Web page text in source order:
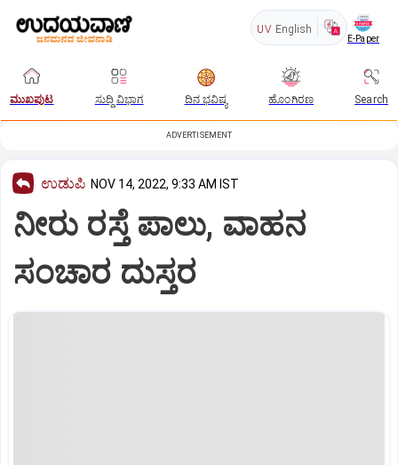
UV English
E-Paper
ಮುಖಪುಟ ಸುದ್ದಿ ವಿಭಾಗ ದಿನ ಭವಿಷ್ಯ ಹೊಂಗಿರಣ Search
ADVERTISEMENT
ಉಡುಪಿ NOV 14, 2022, 9:33 AM IST
ನೀರು ರಸ್ತೆ ಪಾಲು, ವಾಹನ
ಸಂಚಾರ ದುಸ್ತರ